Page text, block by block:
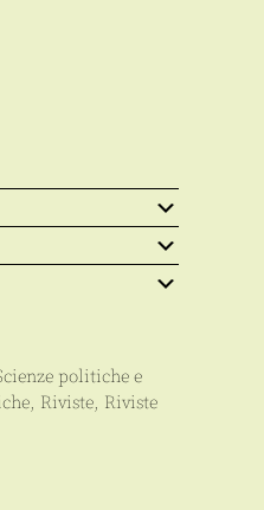
politiche e
, Riviste, Riviste